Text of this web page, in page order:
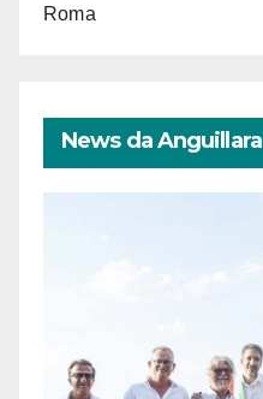
Roma
News da Anguillara